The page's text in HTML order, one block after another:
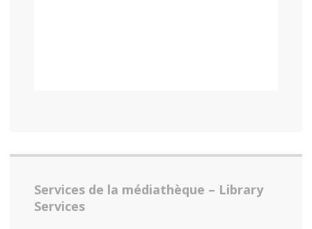
Services de la médiathèque – Library
Services